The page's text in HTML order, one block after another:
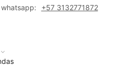
+57 3132771872